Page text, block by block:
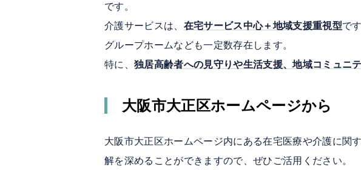
です。
介護サービスは、 在宅サービス中心＋地域支援重視型で
グループホームなども一定数存在します。
特に、独居高齢者への見守りや生活支援、地域コミュニ
大阪市大正区ホームページから
大阪市大正区ホームページ内にある在宅医療や介護に関
解を深めることができますので、ぜひご活用ください。